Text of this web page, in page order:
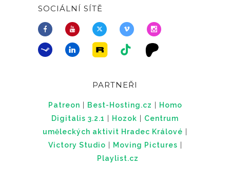
SOCIÁLNÍ SÍTĚ
PARTNEŘI
Patreon Best-Hosting.cz
Homo
Digitalis 3.2.1
Hozok
Centrum
uměleckých aktivit Hradec Králové
Victory Studio
Moving Pictures
Playlist.cz